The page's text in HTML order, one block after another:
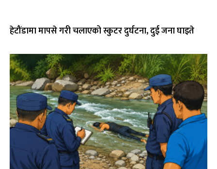
हेटौंडामा मापसे गरी चलाएको स्कुटर दुर्घटना, दुई जना घाइते